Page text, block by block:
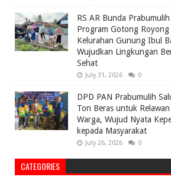
RS AR Bunda
Program Gotong Royong
Kelurahan Gunung Ibul
Wujudkan Lingkungan
Sehat
July 31, 2026 0
DPD PAN Prabumulih
Ton Beras untuk
Warga, Wujud Nyata
kepada Masyarakat
July 26, 2026 0
CATEGORIES